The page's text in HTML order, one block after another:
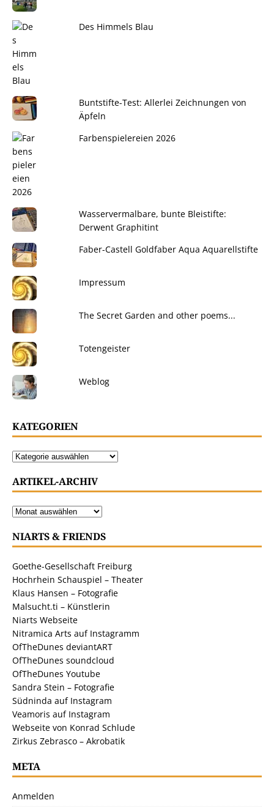
Des Himmels Blau
Buntstifte-Test: Allerlei Zeichnungen von
Äpfeln
Farbenspielereien 2026
Wasservermalbare, bunte Bleistifte:
Derwent Graphitint
Faber-Castell Goldfaber Aqua Aquarellstifte
Impressum
The Secret Garden and other poems...
Totengeister
Weblog
KATEGORIEN
ARTIKEL-ARCHIV
NIARTS & FRIENDS
Goethe-Gesellschaft Freiburg
Hochrhein Schauspiel – Theater
Klaus Hansen – Fotografie
Malsucht.ti – Künstlerin
Niarts Webseite
Nitramica Arts auf Instagramm
OfTheDunes deviantART
OfTheDunes soundcloud
OfTheDunes Youtube
Sandra Stein – Fotografie
Südninda auf Instagram
Veamoris auf Instagram
Webseite von Konrad Schlude
Zirkus Zebrasco – Akrobatik
META
Anmelden